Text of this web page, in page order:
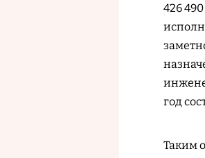
426
год
Таким